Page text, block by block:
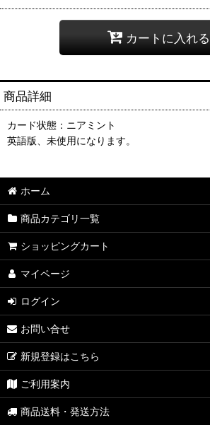
カートに入れる
商品詳細
カード状態：ニアミント
英語版、未使用になります。
ホーム
商品カテゴリ一覧
ショッピングカート
マイページ
ログイン
お問い合せ
新規登録はこちら
ご利用案内
商品送料・発送方法